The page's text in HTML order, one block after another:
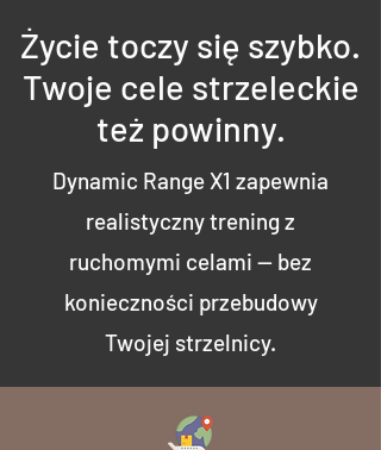
Życie toczy się szybko.
Twoje cele strzeleckie
też powinny.
Dynamic Range X1 zapewnia
realistyczny trening z
ruchomymi celami — bez
konieczności przebudowy
Twojej strzelnicy.